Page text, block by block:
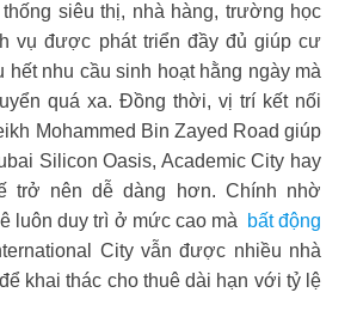
siêu thị, nhà hàng, trường học
vụ được phát triển đầy đủ giúp cư
hết nhu cầu sinh hoạt hằng ngày mà
quá xa. Đồng thời, vị trí kết nối
Mohammed Bin Zayed Road giúp
Silicon Oasis, Academic City hay
trở nên dễ dàng hơn. Chính nhờ
luôn duy trì ở mức cao mà
bất động
City vẫn được nhiều nhà
khai thác cho thuê dài hạn với tỷ lệ